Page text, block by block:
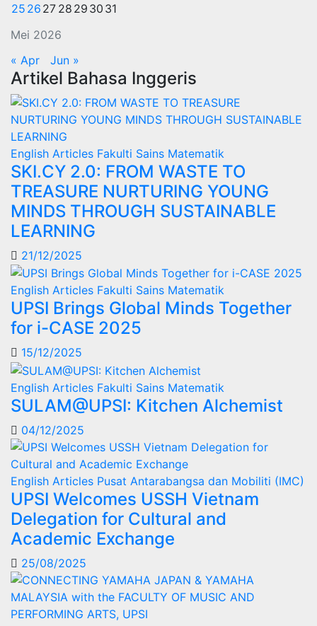
Mei 2026
25 26 27 28 29 30 31
« Apr Jun »
Artikel Bahasa Inggeris
English Articles Fakulti Sains Matematik
SKI.CY 2.0: FROM WASTE TO
TREASURE NURTURING YOUNG
MINDS THROUGH SUSTAINABLE
LEARNING
21/12/2025
English Articles Fakulti Sains Matematik
UPSI Brings Global Minds Together
for i-CASE 2025
15/12/2025
English Articles Fakulti Sains Matematik
SULAM@UPSI: Kitchen Alchemist
04/12/2025
English Articles Pusat Antarabangsa dan Mobiliti (IMC)
UPSI Welcomes USSH Vietnam
Delegation for Cultural and
Academic Exchange
25/08/2025